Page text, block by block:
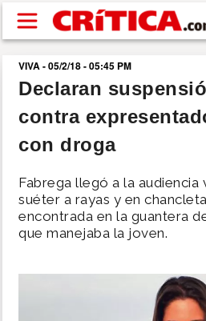
Pasar al contenido principal
buscar
SUCESOS
POLÍTICA
VIVA - 05/2/18 - 05:45 PM
Declaran
contra
con droga
Fabrega llegó a la audiencia
suéter a rayas y en
encontrada en la guantera
que manejaba la joven.